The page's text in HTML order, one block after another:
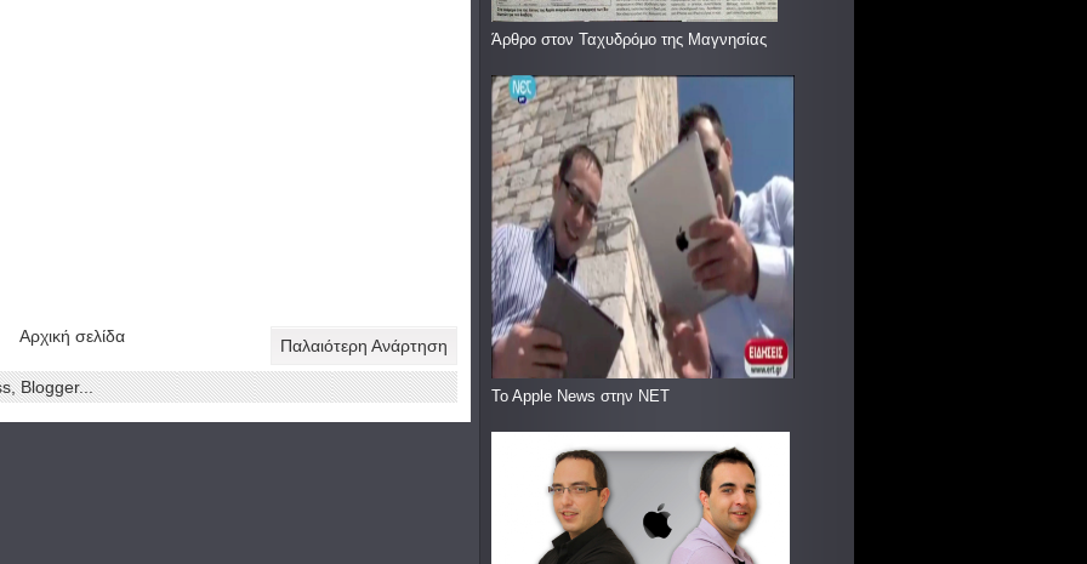
Παλαιότερη Ανάρτηση
Αρχική σελίδα
Άρθρο στον Ταχυδρόμο της Μαγνησίας
To Apple News στην ΝΕΤ